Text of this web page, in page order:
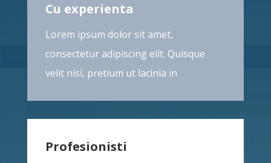
Cu experienta
Lorem ipsum dolor sit amet,
consectetur adipiscing elit. Quisque
velit nisi, pretium ut lacinia in
Profesionisti